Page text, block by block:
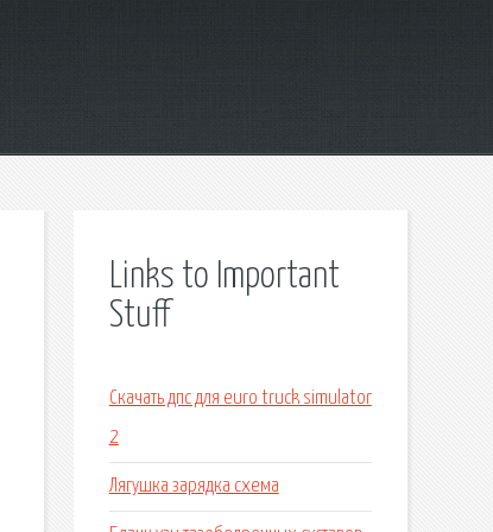
Links to Important
Stuff
Скачать дпс для euro truck simulator
2
Лягушка зарядка схема